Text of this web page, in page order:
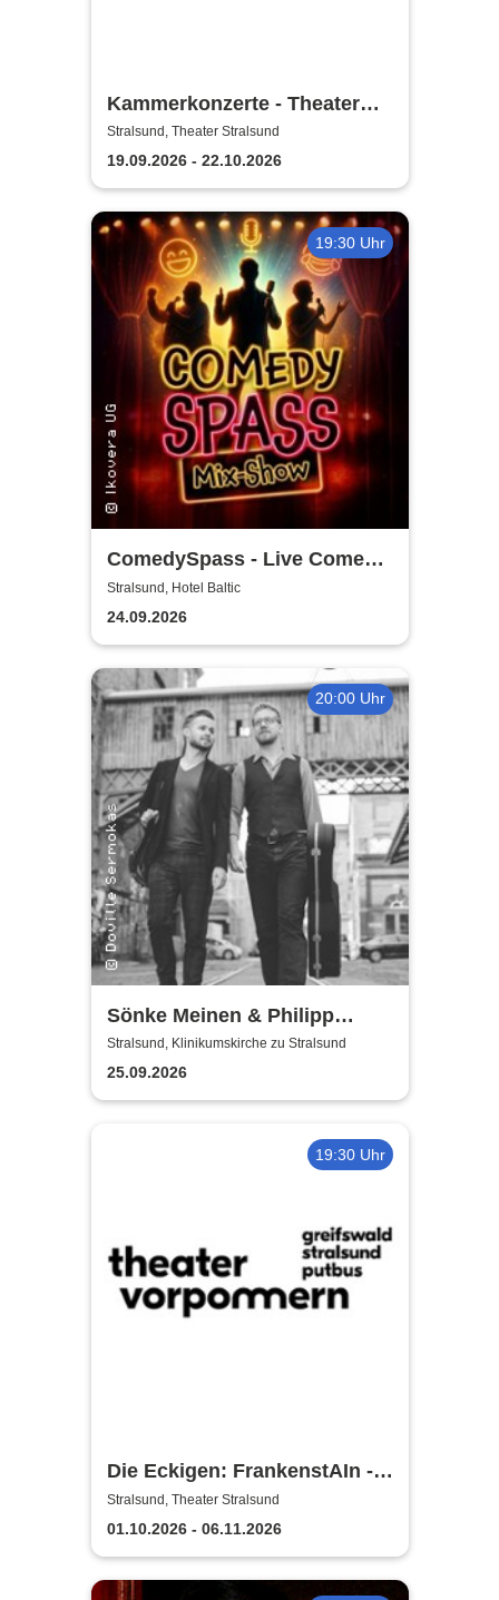
Kammerkonzerte - Theater
Vorpommern
Stralsund, Theater Stralsund
19.09.2026 - 22.10.2026
19:30 Uhr
ComedySpass - Live Comedy
Mix-Show
Stralsund, Hotel Baltic
24.09.2026
20:00 Uhr
Sönke Meinen & Philipp
Wiechert | Konzert in
Klinikumskirche Strasund
Stralsund, Klinikumskirche zu Stralsund
25.09.2026
19:30 Uhr
Die Eckigen: FrankenstAIn -
Theater Vorpommern
Stralsund, Theater Stralsund
01.10.2026 - 06.11.2026